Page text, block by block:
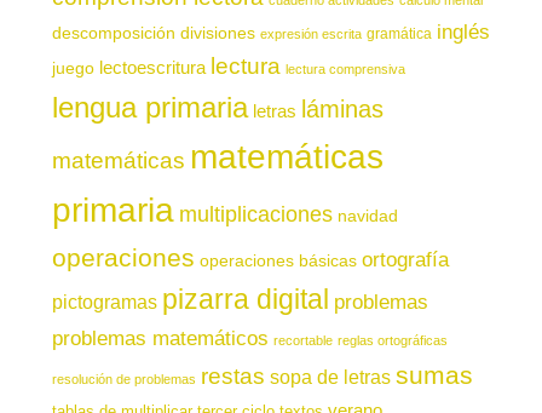
descomposición divisiones expresión escrita gramática inglés
juego lectoescritura lectura lectura comprensiva
lengua primaria letras láminas
matemáticas matemáticas
primaria multiplicaciones navidad
operaciones operaciones básicas ortografía
pictogramas pizarra digital problemas
problemas matemáticos recortable reglas ortográficas
resolución de problemas restas sopa de letras sumas